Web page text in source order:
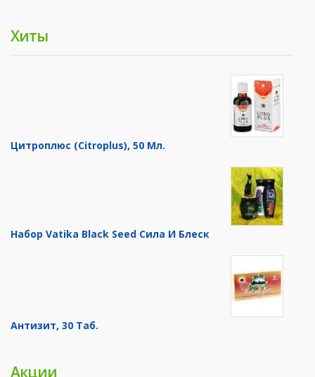
Хиты
Цитроплюс (Citroplus), 50 Мл.
Набор Vatika Black Seed Сила И Блеск
Антизит, 30 Таб.
Акции